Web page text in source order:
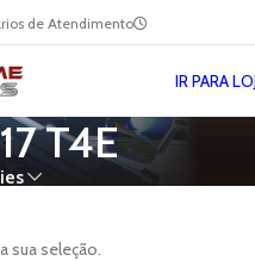
de Atendimento
IR PARA
T4E
sua seleção.